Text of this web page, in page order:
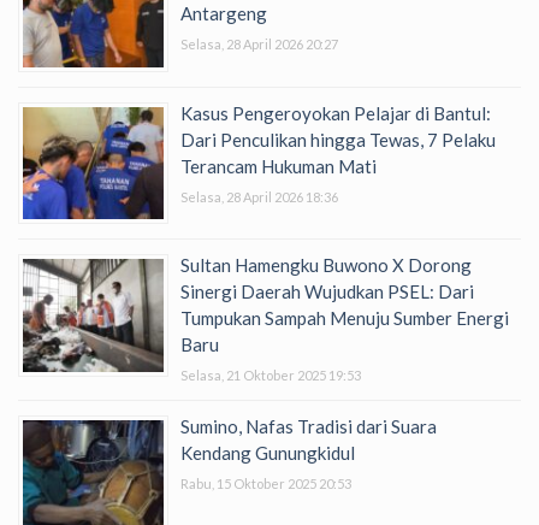
Antargeng
Selasa, 28 April 2026 20:27
Kasus Pengeroyokan Pelajar di Bantul:
Dari Penculikan hingga Tewas, 7 Pelaku
Terancam Hukuman Mati
Selasa, 28 April 2026 18:36
Sultan Hamengku Buwono X Dorong
Sinergi Daerah Wujudkan PSEL: Dari
Tumpukan Sampah Menuju Sumber Energi
Baru
Selasa, 21 Oktober 2025 19:53
Sumino, Nafas Tradisi dari Suara
Kendang Gunungkidul
Rabu, 15 Oktober 2025 20:53